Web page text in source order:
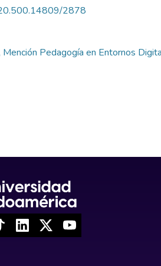
2878
Mención Pedagogía en Entornos